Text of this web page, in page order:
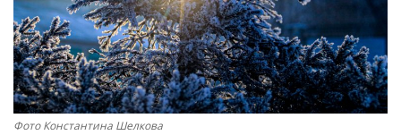
СПОРТ
Чек-лист
РАЗВЛЕЧЕНИЯ
Фото Константина Шелкова